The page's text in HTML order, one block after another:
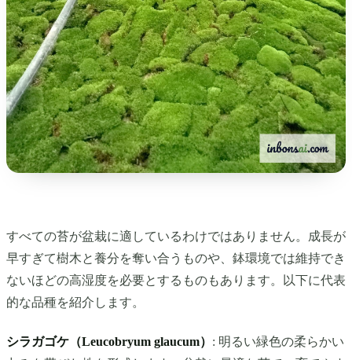
すべての苔が盆栽に適しているわけではありません。成長が
早すぎて樹木と養分を奪い合うものや、鉢環境では維持でき
ないほどの高湿度を必要とするものもあります。以下に代表
的な品種を紹介します。
シラガゴケ（Leucobryum glaucum） : 明るい緑色の柔らかい